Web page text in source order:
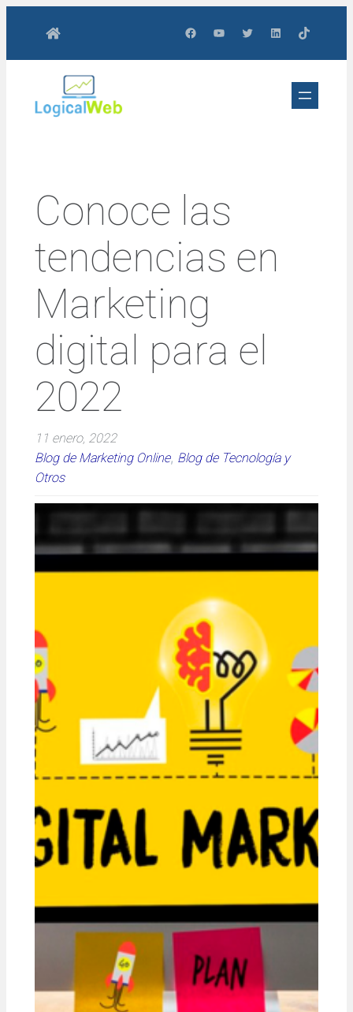
contenido
FacebookYouTubeTwitterLinkedInTikTok
Conoce las
tendencias en
Marketing
digital para el
2022
11 enero, 2022
Blog de Marketing Online, Blog de Tecnología y
Otros